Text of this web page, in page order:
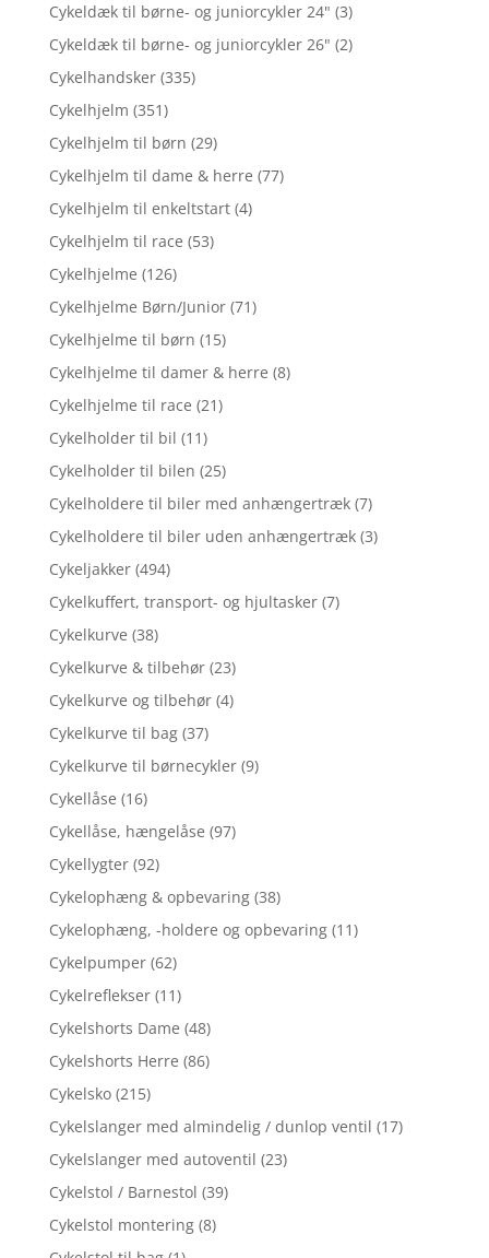
Cykeldæk til børne- og juniorcykler 24" (3)
Cykeldæk til børne- og juniorcykler 26" (2)
Cykelhandsker (335)
Cykelhjelm (351)
Cykelhjelm til børn (29)
Cykelhjelm til dame & herre (77)
Cykelhjelm til enkeltstart (4)
Cykelhjelm til race (53)
Cykelhjelme (126)
Cykelhjelme Børn/Junior (71)
Cykelhjelme til børn (15)
Cykelhjelme til damer & herre (8)
Cykelhjelme til race (21)
Cykelholder til bil (11)
Cykelholder til bilen (25)
Cykelholdere til biler med anhængertræk (7)
Cykelholdere til biler uden anhængertræk (3)
Cykeljakker (494)
Cykelkuffert, transport- og hjultasker (7)
Cykelkurve (38)
Cykelkurve & tilbehør (23)
Cykelkurve og tilbehør (4)
Cykelkurve til bag (37)
Cykelkurve til børnecykler (9)
Cykellåse (16)
Cykellåse, hængelåse (97)
Cykellygter (92)
Cykelophæng & opbevaring (38)
Cykelophæng, -holdere og opbevaring (11)
Cykelpumper (62)
Cykelreflekser (11)
Cykelshorts Dame (48)
Cykelshorts Herre (86)
Cykelsko (215)
Cykelslanger med almindelig / dunlop ventil (17)
Cykelslanger med autoventil (23)
Cykelstol / Barnestol (39)
Cykelstol montering (8)